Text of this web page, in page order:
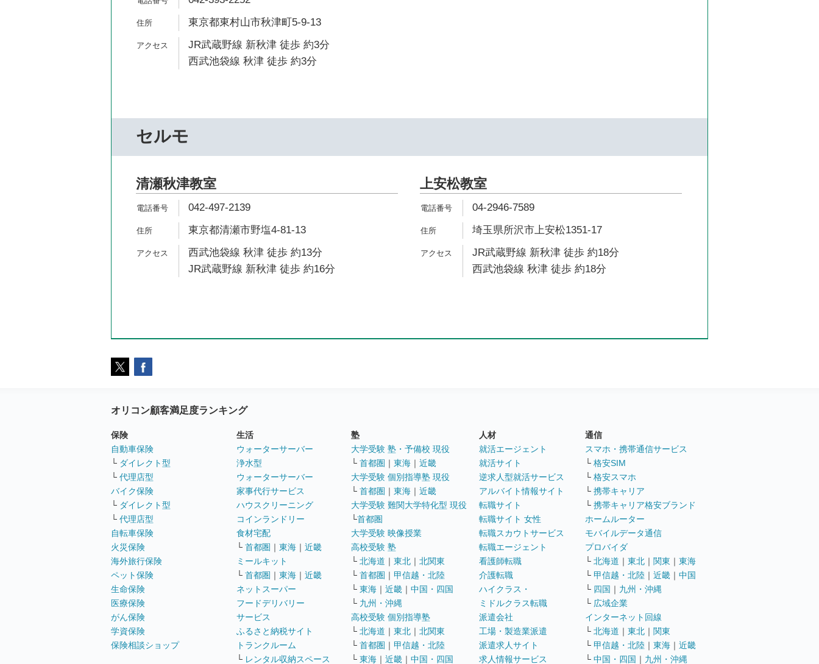
東京都東村山市秋津町5-9-13
JR武蔵野線 新秋津 徒歩 約3分
西武池袋線 秋津 徒歩 約3分
セルモ
清瀬秋津教室
042-497-2139
東京都清瀬市野塩4-81-13
西武池袋線 秋津 徒歩 約13分
JR武蔵野線 新秋津 徒歩 約16分
上安松教室
04-2946-7589
埼玉県所沢市上安松1351-17
JR武蔵野線 新秋津 徒歩 約18分
西武池袋線 秋津 徒歩 約18分
オリコン顧客満足度ランキング
保険
自動車保険
└ ダイレクト型
└ 代理店型
バイク保険
└ ダイレクト型
└ 代理店型
自転車保険
火災保険
海外旅行保険
ペット保険
生命保険
医療保険
がん保険
学資保険
保険相談ショップ
生活
ウォーターサーバー
浄水型
ウォーターサーバー
家事代行サービス
ハウスクリーニング
コインランドリー
食材宅配
└ 首都圏 ｜ 東海 ｜ 近畿
ミールキット
└ 首都圏 ｜ 東海 ｜ 近畿
ネットスーパー
フードデリバリー
サービス
ふるさと納税サイト
トランクルーム
└ レンタル収納スペース
塾
大学受験 塾・予備校 現役
└ 首都圏 ｜ 東海 ｜ 近畿
大学受験 個別指導塾 現役
└ 首都圏 ｜ 東海 ｜ 近畿
大学受験 難関大学特化型 現役
└首都圏
大学受験 映像授業
高校受験 塾
└ 北海道 ｜ 東北 ｜ 北関東
└ 首都圏 ｜ 甲信越・北陸
└ 東海 ｜ 近畿 ｜ 中国・四国
└ 九州・沖縄
高校受験 個別指導塾
└ 北海道 ｜ 東北 ｜ 北関東
└ 首都圏 ｜ 甲信越・北陸
└ 東海 ｜ 近畿 ｜ 中国・四国
人材
就活エージェント
就活サイト
逆求人型就活サービス
アルバイト情報サイト
転職サイト
転職サイト 女性
転職スカウトサービス
転職エージェント
看護師転職
介護転職
ハイクラス・
ミドルクラス転職
派遣会社
工場・製造業派遣
派遣求人サイト
求人情報サービス
通信
スマホ・携帯通信サービス
└ 格安SIM
└ 格安スマホ
└ 携帯キャリア
└ 携帯キャリア格安ブランド
ホームルーター
モバイルデータ通信
プロバイダ
└ 北海道 ｜ 東北 ｜ 関東 ｜ 東海
└ 甲信越・北陸 ｜ 近畿 ｜ 中国
└ 四国 ｜ 九州・沖縄
└ 広域企業
インターネット回線
└ 北海道 ｜ 東北 ｜ 関東
└ 甲信越・北陸 ｜ 東海 ｜ 近畿
└ 中国・四国 ｜ 九州・沖縄